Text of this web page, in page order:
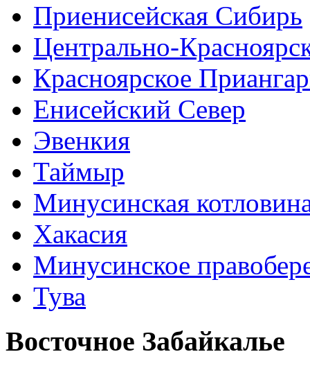
Приенисейская Сибирь
Центрально-
Красноярское
Енисейский Север
Эвенкия
Таймыр
Минусинская
Хакасия
Минусинское
Тува
Восточное Забайкалье